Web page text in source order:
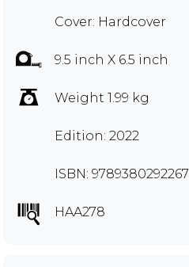
Cover: Hardcover
9.5 inch X 6.5 inch
Weight 1.99 kg
Edition: 2022
ISBN: 9789380292267
HAA278